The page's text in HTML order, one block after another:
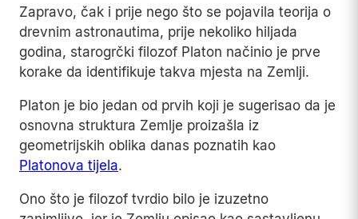
Zapravo, čak i prije nego što se pojavila teorija o
drevnim astronautima, prije nekoliko hiljada
godina, starogrčki filozof Platon načinio je prve
korake da identifikuje takva mjesta na Zemlji.
Platon je bio jedan od prvih koji je sugerisao da je
osnovna struktura Zemlje proizašla iz
geometrijskih oblika danas poznatih kao
Platonova tijela.
Ono što je filozof tvrdio bilo je izuzetno